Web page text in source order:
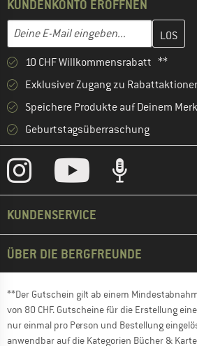
KUNDENKONTO ERÖFFNEN
E-Mail-Adresse
Gib hier deine E-Mail-Adresse ein und
10 CHF Willkommensrabatt **
Exklusiver Zugang zu
Speichere Produkte auf Deinem
Geburtstagsüberraschung
KUNDENSERVICE
ÜBER DIE BERGFREUNDE
**Der Gutschein gilt ab einem
von 80 CHF. Gutscheine für die Erstellung
nur einmal pro Person und Bestellung
anwendbar auf die Kategorien Bücher &